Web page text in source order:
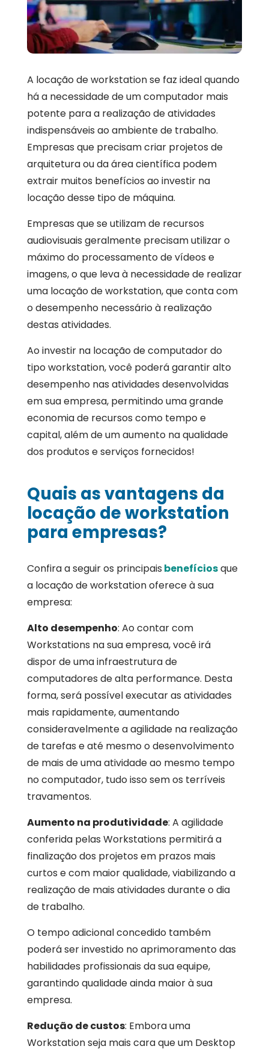
A locação de workstation se faz ideal quando
há a necessidade de um computador mais
potente para a realização de atividades
indispensáveis ao ambiente de trabalho.
Empresas que precisam criar projetos de
arquitetura ou da área científica podem
extrair muitos benefícios ao investir na
locação desse tipo de máquina.
Empresas que se utilizam de recursos
audiovisuais geralmente precisam utilizar o
máximo do processamento de vídeos e
imagens, o que leva à necessidade de realizar
uma locação de workstation, que conta com
o desempenho necessário à realização
destas atividades.
Ao investir na locação de computador do
tipo workstation, você poderá garantir alto
desempenho nas atividades desenvolvidas
em sua empresa, permitindo uma grande
economia de recursos como tempo e
capital, além de um aumento na qualidade
dos produtos e serviços fornecidos!
Quais as vantagens da
locação de workstation
para empresas?
Confira a seguir os principais benefíciosque
a locação de workstation oferece à sua
empresa:
Alto desempenho: Ao contar com
Workstations na sua empresa, você irá
dispor de uma infraestrutura de
computadores de alta performance. Desta
forma, será possível executar as atividades
mais rapidamente, aumentando
consideravelmente a agilidade na realização
de tarefas e até mesmo o desenvolvimento
de mais de uma atividade ao mesmo tempo
no computador, tudo isso sem os terríveis
travamentos.
Aumento na produtividade: A agilidade
conferida pelas Workstations permitirá a
finalização dos projetos em prazos mais
curtos e com maior qualidade, viabilizando a
realização de mais atividades durante o dia
de trabalho.
O tempo adicional concedido também
poderá ser investido no aprimoramento das
habilidades profissionais da sua equipe,
garantindo qualidade ainda maior à sua
empresa.
Redução de custos: Embora uma
Workstation seja mais cara que um Desktop